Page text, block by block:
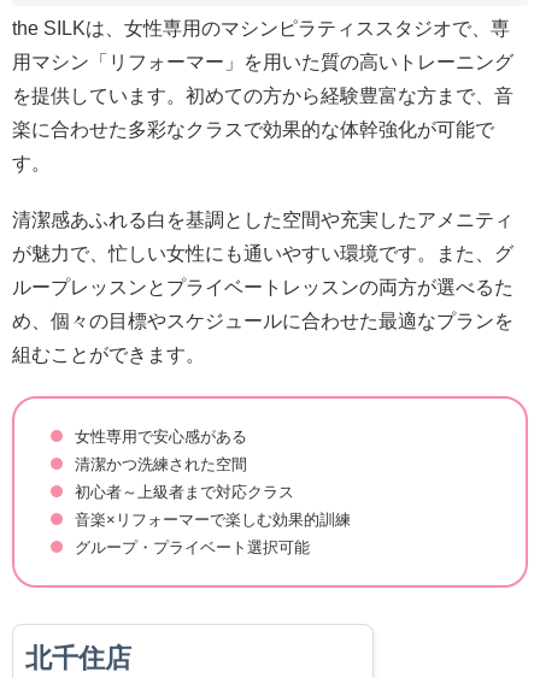
the SILKは、女性専用のマシンピラティススタジオで、専
用マシン「リフォーマー」を用いた質の高いトレーニング
を提供しています。初めての方から経験豊富な方まで、音
楽に合わせた多彩なクラスで効果的な体幹強化が可能で
す。
清潔感あふれる白を基調とした空間や充実したアメニティ
が魅力で、忙しい女性にも通いやすい環境です。また、グ
ループレッスンとプライベートレッスンの両方が選べるた
め、個々の目標やスケジュールに合わせた最適なプランを
組むことができます。
女性専用で安心感がある
清潔かつ洗練された空間
初心者～上級者まで対応クラス
音楽×リフォーマーで楽しむ効果的訓練
グループ・プライベート選択可能
北千住店